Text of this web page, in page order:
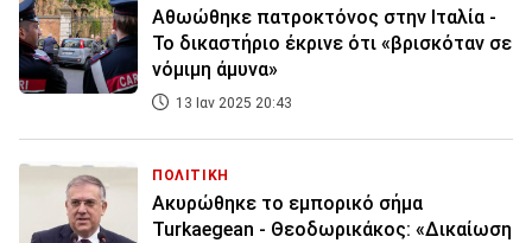
Αθωώθηκε πατροκτόνος στην Ιταλία -
Το δικαστήριο έκρινε ότι «βρισκόταν σε
νόμιμη άμυνα»
13 Ιαν 2025 20:43
ΠΟΛΙΤΙΚΗ
Ακυρώθηκε το εμπορικό σήμα
Turkaegean - Θεοδωρικάκος: «Δικαίωση